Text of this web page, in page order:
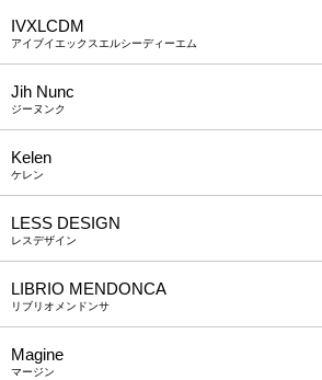
IVXLCDM
アイブイエックスエルシーディーエム
Jih Nunc
ジーヌンク
Kelen
ケレン
LESS DESIGN
レスデザイン
LIBRIO MENDONCA
リブリオメンドンサ
Magine
マージン